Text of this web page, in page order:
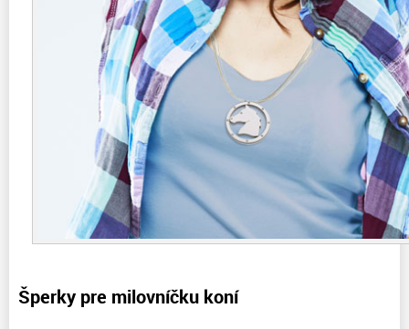
Šperky pre milovníčku koní